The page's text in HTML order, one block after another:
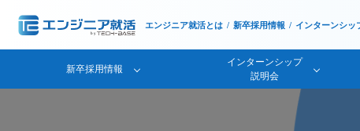
エンジニア就活とは 新卒採用情報 インターンシッ
新卒採用情報
インターンシップ
説明会